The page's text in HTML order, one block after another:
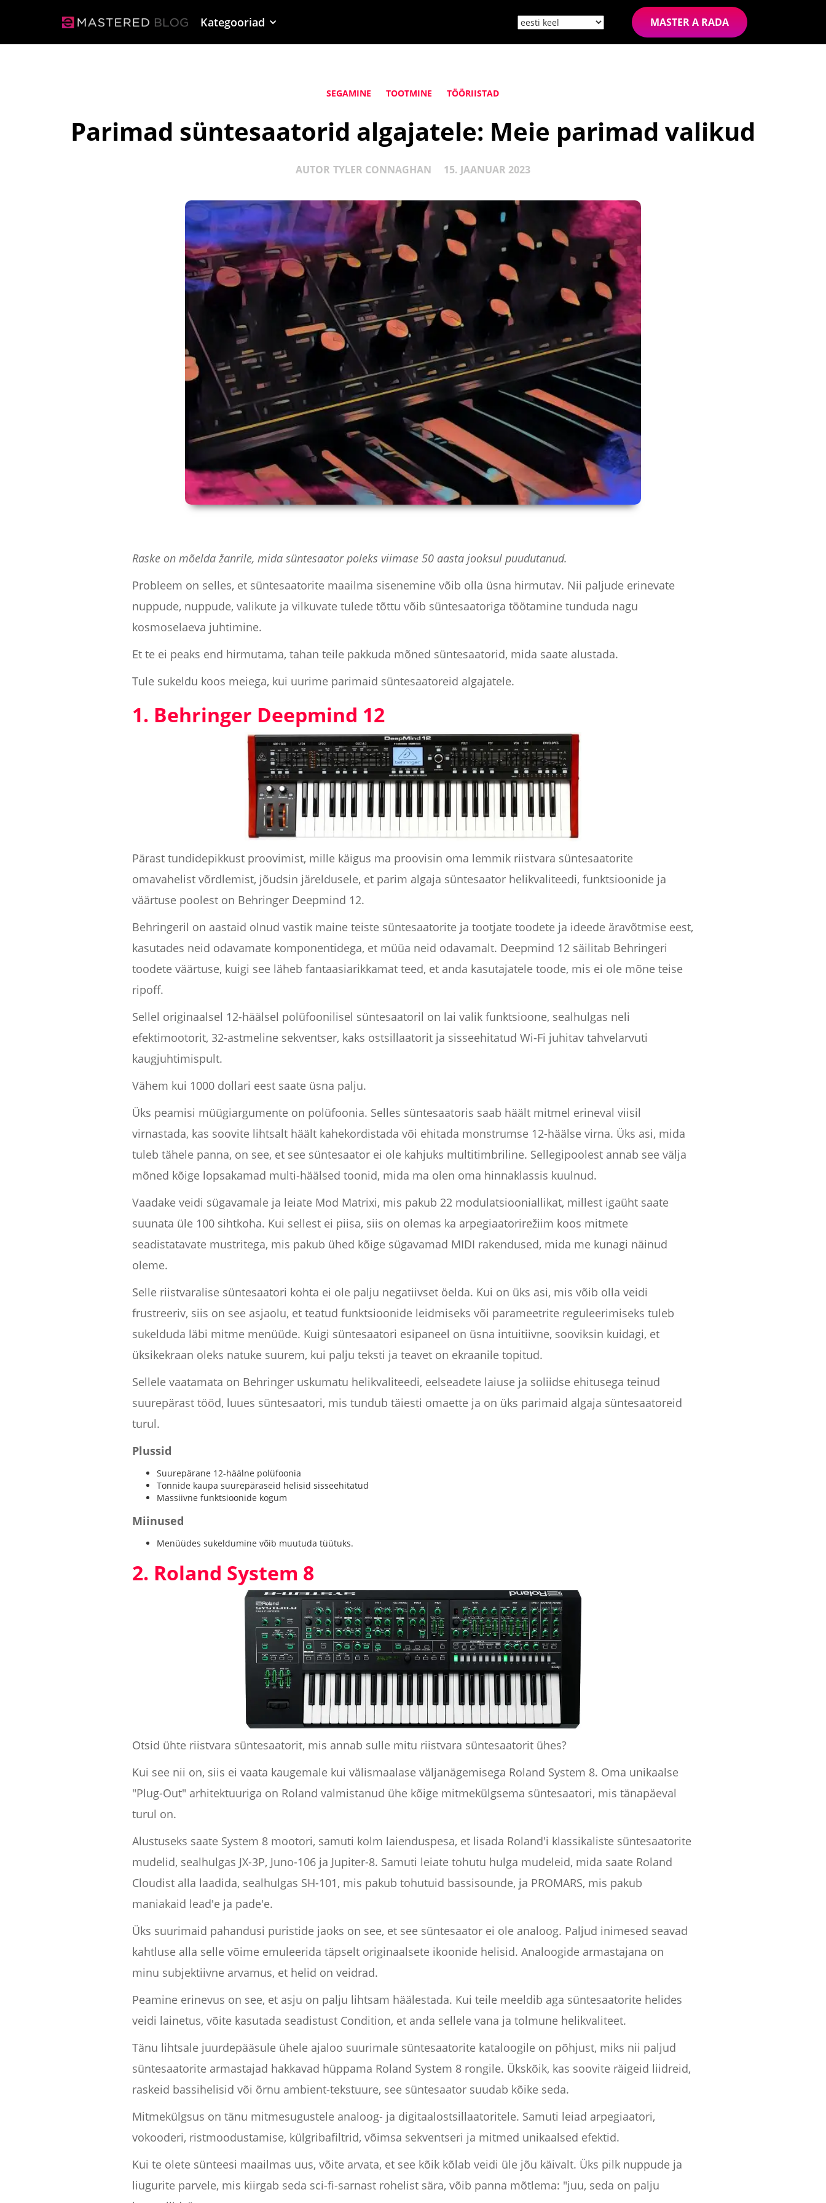
Kategooriad MASTER A RADA
SEGAMINE TOOTMINE TÖÖRIISTAD
Parimad süntesaatorid algajatele: Meie parimad valikud
AUTOR TYLER CONNAGHAN 15. JAANUAR 2023
Raske on mõelda žanrile, mida süntesaator poleks viimase 50 aasta jooksul puudutanud.
Probleem on selles, et süntesaatorite maailma sisenemine võib olla üsna hirmutav. Nii paljude erinevate
nuppude, nuppude, valikute ja vilkuvate tulede tõttu võib süntesaatoriga töötamine tunduda nagu
kosmoselaeva juhtimine.
Et te ei peaks end hirmutama, tahan teile pakkuda mõned süntesaatorid, mida saate alustada.
Tule sukeldu koos meiega, kui uurime parimaid süntesaatoreid algajatele.
1. Behringer Deepmind 12
Pärast tundidepikkust proovimist, mille käigus ma proovisin oma lemmik riistvara süntesaatorite
omavahelist võrdlemist, jõudsin järeldusele, et parim algaja süntesaator helikvaliteedi, funktsioonide ja
väärtuse poolest on Behringer Deepmind 12.
Behringeril on aastaid olnud vastik maine teiste süntesaatorite ja tootjate toodete ja ideede äravõtmise eest,
kasutades neid odavamate komponentidega, et müüa neid odavamalt. Deepmind 12 säilitab Behringeri
toodete väärtuse, kuigi see läheb fantaasiarikkamat teed, et anda kasutajatele toode, mis ei ole mõne teise
ripoff.
Sellel originaalsel 12-häälsel polüfoonilisel süntesaatoril on lai valik funktsioone, sealhulgas neli
efektimootorit, 32-astmeline sekventser, kaks ostsillaatorit ja sisseehitatud Wi-Fi juhitav tahvelarvuti
kaugjuhtimispult.
Vähem kui 1000 dollari eest saate üsna palju.
Üks peamisi müügiargumente on polüfoonia. Selles süntesaatoris saab häält mitmel erineval viisil
virnastada, kas soovite lihtsalt häält kahekordistada või ehitada monstrumse 12-häälse virna. Üks asi, mida
tuleb tähele panna, on see, et see süntesaator ei ole kahjuks multitimbriline. Sellegipoolest annab see välja
mõned kõige lopsakamad multi-häälsed toonid, mida ma olen oma hinnaklassis kuulnud.
Vaadake veidi sügavamale ja leiate Mod Matrixi, mis pakub 22 modulatsiooniallikat, millest igaüht saate
suunata üle 100 sihtkoha. Kui sellest ei piisa, siis on olemas ka arpegiaatorirežiim koos mitmete
seadistatavate mustritega, mis pakub ühed kõige sügavamad MIDI rakendused, mida me kunagi näinud
oleme.
Selle riistvaralise süntesaatori kohta ei ole palju negatiivset öelda. Kui on üks asi, mis võib olla veidi
frustreeriv, siis on see asjaolu, et teatud funktsioonide leidmiseks või parameetrite reguleerimiseks tuleb
sukelduda läbi mitme menüüde. Kuigi süntesaatori esipaneel on üsna intuitiivne, sooviksin kuidagi, et
üksikekraan oleks natuke suurem, kui palju teksti ja teavet on ekraanile topitud.
Sellele vaatamata on Behringer uskumatu helikvaliteedi, eelseadete laiuse ja soliidse ehitusega teinud
suurepärast tööd, luues süntesaatori, mis tundub täiesti omaette ja on üks parimaid algaja süntesaatoreid
turul.
Plussid
Suurepärane 12-häälne polüfoonia
Tonnide kaupa suurepäraseid helisid sisseehitatud
Massiivne funktsioonide kogum
Miinused
Menüüdes sukeldumine võib muutuda tüütuks.
2. Roland System 8
Otsid ühte riistvara süntesaatorit, mis annab sulle mitu riistvara süntesaatorit ühes?
Kui see nii on, siis ei vaata kaugemale kui välismaalase väljanägemisega Roland System 8. Oma unikaalse
"Plug-Out" arhitektuuriga on Roland valmistanud ühe kõige mitmekülgsema süntesaatori, mis tänapäeval
turul on.
Alustuseks saate System 8 mootori, samuti kolm laienduspesa, et lisada Roland'i klassikaliste süntesaatorite
mudelid, sealhulgas JX-3P, Juno-106 ja Jupiter-8. Samuti leiate tohutu hulga mudeleid, mida saate Roland
Cloudist alla laadida, sealhulgas SH-101, mis pakub tohutuid bassisounde, ja PROMARS, mis pakub
maniakaid lead'e ja pade'e.
Üks suurimaid pahandusi puristide jaoks on see, et see süntesaator ei ole analoog. Paljud inimesed seavad
kahtluse alla selle võime emuleerida täpselt originaalsete ikoonide helisid. Analoogide armastajana on
minu subjektiivne arvamus, et helid on veidrad.
Peamine erinevus on see, et asju on palju lihtsam häälestada. Kui teile meeldib aga süntesaatorite helides
veidi lainetus, võite kasutada seadistust Condition, et anda sellele vana ja tolmune helikvaliteet.
Tänu lihtsale juurdepääsule ühele ajaloo suurimale süntesaatorite kataloogile on põhjust, miks nii paljud
süntesaatorite armastajad hakkavad hüppama Roland System 8 rongile. Ükskõik, kas soovite räigeid liidreid,
raskeid bassihelisid või õrnu ambient-tekstuure, see süntesaator suudab kõike seda.
Mitmekülgsus on tänu mitmesugustele analoog- ja digitaalostsillaatoritele. Samuti leiad arpegiaatori,
vokooderi, ristmoodustamise, külgribafiltrid, võimsa sekventseri ja mitmed unikaalsed efektid.
Kui te olete sünteesi maailmas uus, võite arvata, et see kõik kõlab veidi üle jõu käivalt. Üks pilk nuppude ja
liugurite parvele, mis kiirgab seda sci-fi-sarnast rohelist sära, võib panna mõtlema: "juu, seda on palju